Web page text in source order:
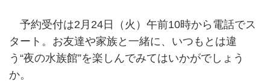
予約受付は2月24日（火）午前10時から電話でス
タート。お友達や家族と一緒に、いつもとは違
う“夜の水族館”を楽しんでみてはいかがでしょう
か。